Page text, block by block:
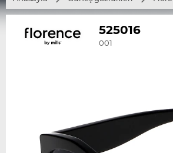
525016
001